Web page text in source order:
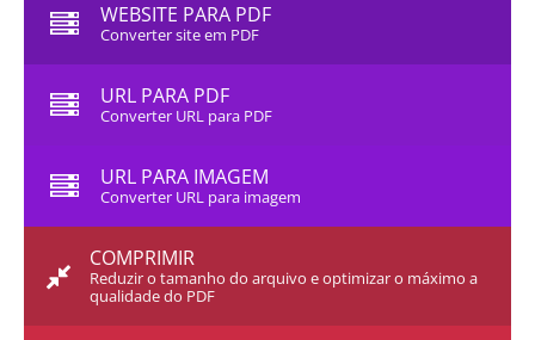
WEBSITE PARA PDF
Converter site em PDF
URL PARA PDF
Converter URL para PDF
URL PARA IMAGEM
Converter URL para imagem
COMPRIMIR
Reduzir o tamanho do arquivo e optimizar o máximo a
qualidade do PDF